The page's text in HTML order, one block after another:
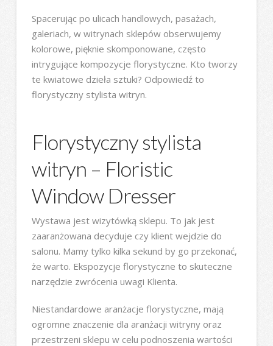
Spacerując po ulicach handlowych, pasażach,
galeriach, w witrynach sklepów obserwujemy
kolorowe, pięknie skomponowane, często
intrygujące kompozycje florystyczne. Kto tworzy
te kwiatowe dzieła sztuki? Odpowiedź to
florystyczny stylista witryn.
Florystyczny stylista
witryn – Floristic
Window Dresser
Wystawa jest wizytówką sklepu. To jak jest
zaaranżowana decyduje czy klient wejdzie do
salonu. Mamy tylko kilka sekund by go przekonać,
że warto. Ekspozycje florystyczne to skuteczne
narzędzie zwrócenia uwagi Klienta.
Niestandardowe aranżacje florystyczne, mają
ogromne znaczenie dla aranżacji witryny oraz
przestrzeni sklepu w celu podnoszenia wartości